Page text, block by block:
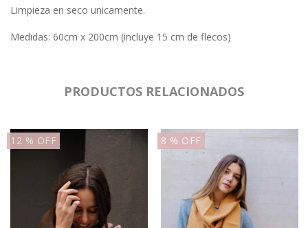
Limpieza en seco unicamente.
Medidas: 60cm x 200cm (incluye 15 cm de flecos)
PRODUCTOS RELACIONADOS
12 % OFF 8 % OFF